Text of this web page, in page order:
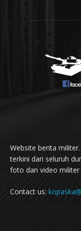
Website berita
terkini dari seluruh
foto dan video militer
Contact us: